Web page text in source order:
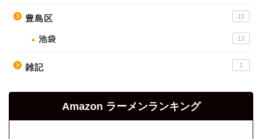
豊島区 15
池袋 13
雑記 1
Amazon ラーメンランキング